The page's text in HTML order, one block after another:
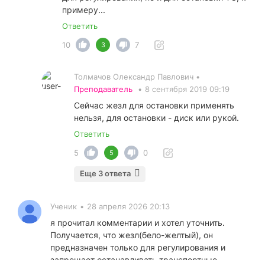
примеру...
Ответить
10
3 7
Толмачов Олександр Павлович •
Преподаватель
• 8 сентября 2019 09:19
Сейчас жезл для остановки применять
нельзя, для остановки - диск или рукой.
Ответить
5
5 0
Еще 3 ответа
Ученик • 28 апреля 2026 20:13
я прочитал комментарии и хотел уточнить.
Получается, что жезл(бело-желтый), он
предназначен только для регулирования и